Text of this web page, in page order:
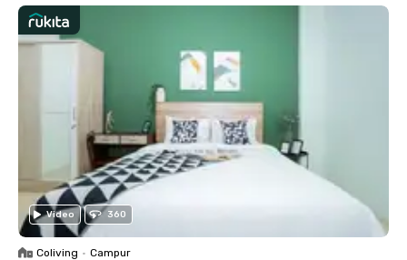
Video 360
Coliving • Campur